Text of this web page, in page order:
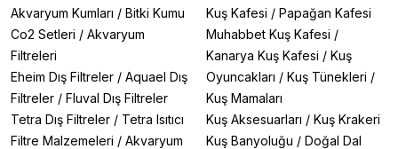
Akvaryum Kumları / Bitki Kumu
Co2 Setleri / Akvaryum
Filtreleri
Eheim Dış Filtreler / Aquael Dış
Filtreler / Fluval Dış Filtreler
Tetra Dış Filtreler / Tetra Isıtıcı
Filtre Malzemeleri / Akvaryum
Kuş Kafesi / Papağan Kafesi
Muhabbet Kuş Kafesi /
Kanarya Kuş Kafesi / Kuş
Oyuncakları / Kuş Tünekleri /
Kuş Mamaları
Kuş Aksesuarları / Kuş Krakeri
Kuş Banyoluğu / Doğal Dal